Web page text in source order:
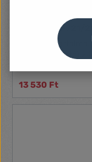
Philips SCF721/
A készlet tartalma: 180 ml-es tárolópoharak 10db (újra
felhasználható) 240 ml-es tárolópoharak 10db (újra
13 530 Ft